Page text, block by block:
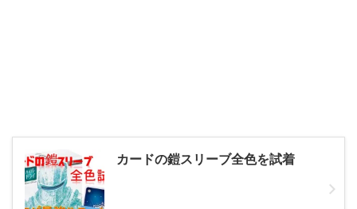
カードの鎧スリーブ全色を試着